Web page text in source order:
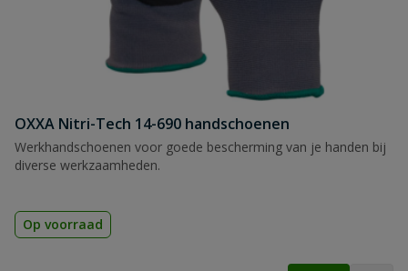
OXXA Nitri-Tech 14-690 handschoenen
Werkhandschoenen voor goede bescherming van je handen bij
diverse werkzaamheden.
Op voorraad